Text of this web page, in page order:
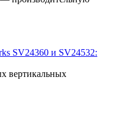
SV24360 и SV24532:
вертикальных